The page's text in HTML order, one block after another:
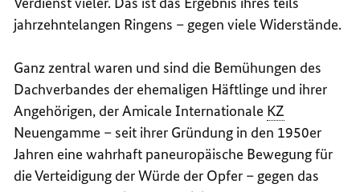
jahrzehntelangen Ringens – gegen viele Widerstände.
Ganz zentral waren und sind die Bemühungen des
Dachverbandes der ehemaligen Häftlinge und ihrer
Angehörigen, derAmicale Internationale KZ
Neuengamme – seit ihrer Gründung in den 1950er
Jahren eine wahrhaft paneuropäische Bewegung für
die Verteidigung der Würde der Opfer – gegen das